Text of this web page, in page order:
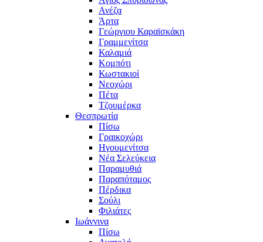
Ανέζα
Άρτα
Γεώργιου Καραϊσκάκη
Γραμμενίτσα
Καλαμιά
Κομπότι
Κωστακιοί
Νεοχώρι
Πέτα
Τζουμέρκα
Θεσπρωτία
Πίσω
Γραικοχώρι
Ηγουμενίτσα
Νέα Σελεύκεια
Παραμυθιά
Παραπόταμος
Πέρδικα
Σούλι
Φιλιάτες
Ιωάννινα
Πίσω